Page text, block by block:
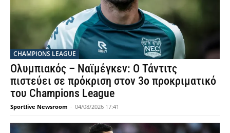
CHAMPIONS LEAGUE
Ολυμπιακός – Ναϊμέγκεν: Ο Τάντιτς
πιστεύει σε πρόκριση στον 3ο προκριματικό
του Champions League
Sportlive Newsroom - 04/08/2026 17:41